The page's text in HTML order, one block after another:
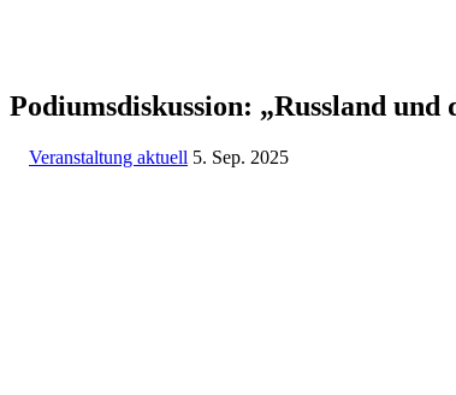
Podiums­dis­kussion: „Russland und
Veranstaltung aktuell 5. Sep. 2025